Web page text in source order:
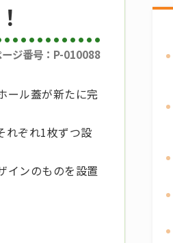
ジ番号：P-010088
ール蓋が新たに完
れぞれ1枚ずつ設
インのものを設置